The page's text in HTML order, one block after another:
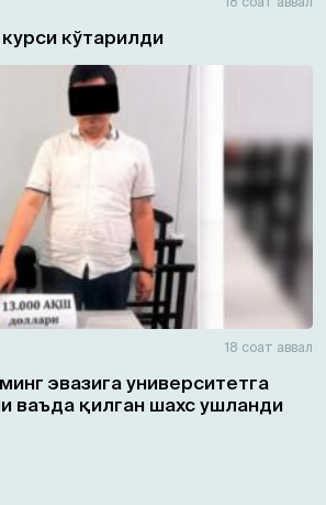
кўтарилди
18 соат аввал
эвазига университетга
ваъда қилган шахс ушланди